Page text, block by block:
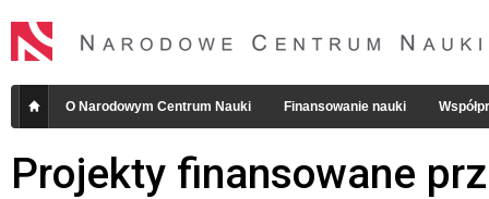
O Narodowym Centrum Nauki Finansowanie nauki
Projekty finansowane